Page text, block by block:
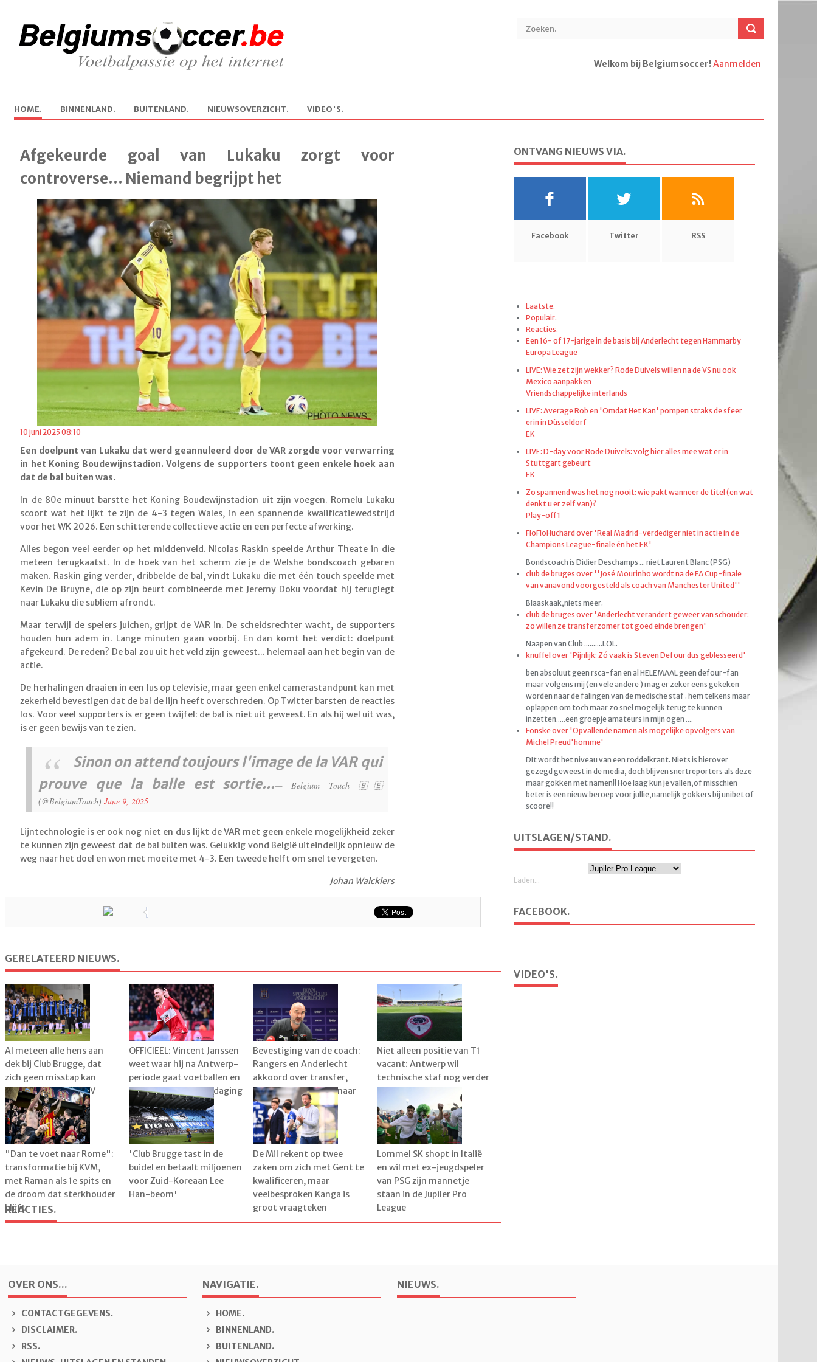
Welkom bij Belgiumsoccer!Aanmelden
HOME. BINNENLAND. BUITENLAND. NIEUWSOVERZICHT. VIDEO'S.
Afgekeurde goal van Lukaku zorgt voor
controverse... Niemand begrijpt het
10 juni 2025 08:10
Een doelpunt van Lukaku dat werd geannuleerd door de VAR zorgde voor verwarring
in het Koning Boudewijnstadion. Volgens de supporters toont geen enkele hoek aan
dat de bal buiten was.
In de 80e minuut barstte het Koning Boudewijnstadion uit zijn voegen. Romelu Lukaku
scoort wat het lijkt te zijn de 4-3 tegen Wales, in een spannende kwalificatiewedstrijd
voor het WK 2026. Een schitterende collectieve actie en een perfecte afwerking.
Alles begon veel eerder op het middenveld. Nicolas Raskin speelde Arthur Theate in die
meteen terugkaatst. In de hoek van het scherm zie je de Welshe bondscoach gebaren
maken. Raskin ging verder, dribbelde de bal, vindt Lukaku die met één touch speelde met
Kevin De Bruyne, die op zijn beurt combineerde met Jeremy Doku voordat hij teruglegt
naar Lukaku die subliem afrondt.
Maar terwijl de spelers juichen, grijpt de VAR in. De scheidsrechter wacht, de supporters
houden hun adem in. Lange minuten gaan voorbij. En dan komt het verdict: doelpunt
afgekeurd. De reden? De bal zou uit het veld zijn geweest... helemaal aan het begin van de
actie.
De herhalingen draaien in een lus op televisie, maar geen enkel camerastandpunt kan met
zekerheid bevestigen dat de bal de lijn heeft overschreden. Op Twitter barsten de reacties
los. Voor veel supporters is er geen twijfel: de bal is niet uit geweest. En als hij wel uit was,
is er geen bewijs van te zien.
Sinon on attend toujours l'image de la VAR qui
prouve que la balle est sortie...— Belgium Touch 🇧🇪
(@BelgiumTouch)June 9, 2025
Lijntechnologie is er ook nog niet en dus lijkt de VAR met geen enkele mogelijkheid zeker
te kunnen zijn geweest dat de bal buiten was. Gelukkig vond België uiteindelijk opnieuw de
weg naar het doel en won met moeite met 4-3. Een tweede helft om snel te vergeten.
Johan Walckiers
GERELATEERD NIEUWS.
Al meteen alle hens aan
dek bij Club Brugge, dat
zich geen misstap kan
veroorloven tegen KV
Kortrijk
OFFICIEEL: Vincent Janssen
weet waar hij na Antwerp-
periode gaat voetballen en
kiest voor aparte uitdaging
Bevestiging van de coach:
Rangers en Anderlecht
akkoord over transfer,
speler al vertrokken naar
België
Niet alleen positie van T1
vacant: Antwerp wil
technische staf nog verder
verstevigen
"Dan te voet naar Rome":
transformatie bij KVM,
met Raman als 1e spits en
de droom dat sterkhouder
blijft
'Club Brugge tast in de
buidel en betaalt miljoenen
voor Zuid-Koreaan Lee
Han-beom'
De Mil rekent op twee
zaken om zich met Gent te
kwalificeren, maar
veelbesproken Kanga is
groot vraagteken
Lommel SK shopt in Italië
en wil met ex-jeugdspeler
van PSG zijn mannetje
staan in de Jupiler Pro
League
REACTIES.
ONTVANG NIEUWS VIA.
Facebook Twitter RSS
Laatste.
Populair.
Reacties.
Een 16- of 17-jarige in de basis bij Anderlecht tegen Hammarby
Europa League
LIVE: Wie zet zijn wekker? Rode Duivels willen na de VS nu ook
Mexico aanpakken
Vriendschappelijke interlands
LIVE: Average Rob en 'Omdat Het Kan' pompen straks de sfeer
erin in Düsseldorf
EK
LIVE: D-day voor Rode Duivels: volg hier alles mee wat er in
Stuttgart gebeurt
EK
Zo spannend was het nog nooit: wie pakt wanneer de titel (en wat
denkt u er zelf van)?
Play-off 1
FloFloHuchard over 'Real Madrid-verdediger niet in actie in de
Champions League-finale én het EK'
Bondscoach is Didier Deschamps ... niet Laurent Blanc (PSG)
club de bruges over ''José Mourinho wordt na de FA Cup-finale
van vanavond voorgesteld als coach van Manchester United''
Blaaskaak,niets meer.
club de bruges over 'Anderlecht verandert geweer van schouder:
zo willen ze transferzomer tot goed einde brengen'
Naapen van Club ..........LOL.
knuffel over 'Pijnlijk: Zó vaak is Steven Defour dus geblesseerd'
ben absoluut geen rsca-fan en al HELEMAAL geen defour-fan
maar volgens mij (en vele andere ) mag er zeker eens gekeken
worden naar de falingen van de medische staf . hem telkens maar
oplappen om toch maar zo snel mogelijk terug te kunnen
inzetten.....een groepje amateurs in mijn ogen ....
Fonske over 'Opvallende namen als mogelijke opvolgers van
Michel Preud'homme'
DIt wordt het niveau van een roddelkrant. Niets is hierover
gezegd geweest in de media, doch blijven snertreporters als deze
maar gokken met namen!! Hoe laag kun je vallen,of misschien
beter is een nieuw beroep voor jullie,namelijk gokkers bij unibet of
scoore!!
UITSLAGEN/STAND.
Laden...
FACEBOOK.
VIDEO'S.
OVER ONS...
CONTACTGEGEVENS.
DISCLAIMER.
RSS.
NAVIGATIE.
H OME.
B INNENLAND.
BU ITENLAND.
NIEUWS.